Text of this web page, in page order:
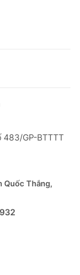
483/GP-BTTTT
Quốc Thắng,